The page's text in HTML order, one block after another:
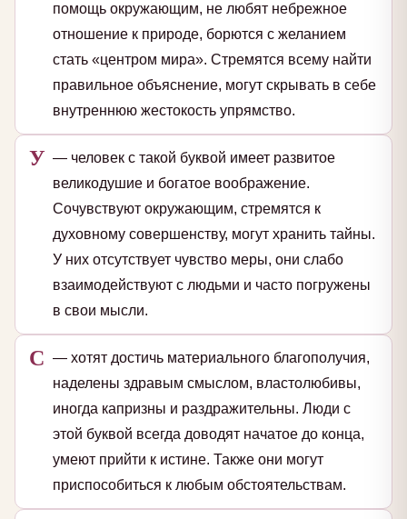
помощь окружающим, не любят небрежное
отношение к природе, борются с желанием
стать «центром мира». Стремятся всему найти
правильное объяснение, могут скрывать в себе
внутреннюю жестокость упрямство.
У — человек с такой буквой имеет развитое
великодушие и богатое воображение.
Сочувствуют окружающим, стремятся к
духовному совершенству, могут хранить тайны.
У них отсутствует чувство меры, они слабо
взаимодействуют с людьми и часто погружены
в свои мысли.
С — хотят достичь материального благополучия,
наделены здравым смыслом, властолюбивы,
иногда капризны и раздражительны. Люди с
этой буквой всегда доводят начатое до конца,
умеют прийти к истине. Также они могут
приспособиться к любым обстоятельствам.